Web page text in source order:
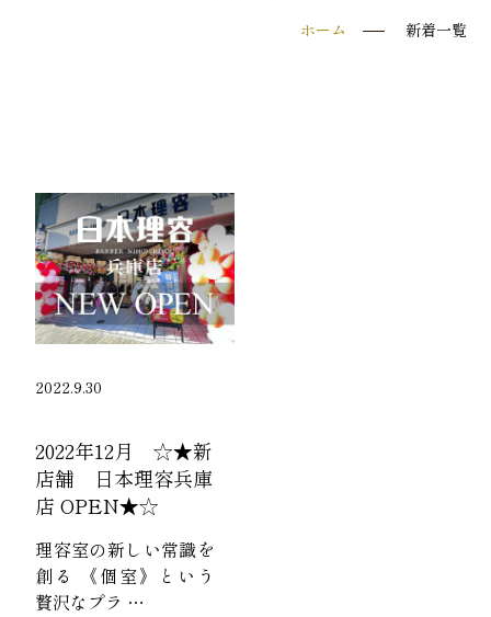
ホーム 新着一覧
2022.9.30
2022年12月 ☆★新
店舗 日本理容兵庫
店 OPEN★☆
理容室の新しい常識を
創る 《個室》という
贅沢なプラ …